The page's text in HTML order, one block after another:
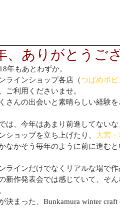
、ありがとうご
年もあとわずか。
ラインショップ各店（つばめボビ
ご利用くださいませ。
さんの出会いと素晴らしい経験
は、今年はあまり前進してないな
ショップを立ち上げたり、 大宮
なかそう毎年のように前に進む
ラインだけでなくリアルな場で
新作発表会では感じていて、そ
決まった、Bunkamura winter craft